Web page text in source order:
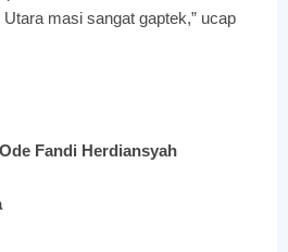
masi sangat gaptek,” ucap
Fandi Herdiansyah